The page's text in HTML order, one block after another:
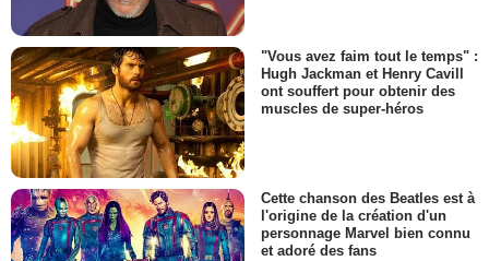
"Vous avez faim tout le temps" :
Hugh Jackman et Henry Cavill
ont souffert pour obtenir des
muscles de super-héros
Cette chanson des Beatles est à
l'origine de la création d'un
personnage Marvel bien connu
et adoré des fans